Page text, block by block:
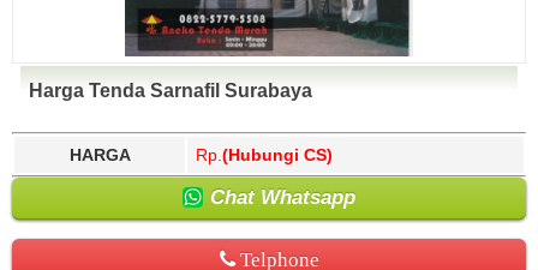
Harga Tenda Sarnafil Surabaya
HARGA Rp. (Hubungi CS)
Chat Whatsapp
Telphone